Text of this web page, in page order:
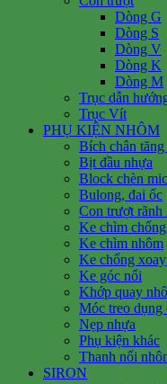
Dòng G
Dòng S
Dòng V
Dòng K
Dòng M
Trục dẫn
Trục Vít
PHỤ KIỆN NHÔM
Bích chân
Bịt đầu nhựa
Block chèn
Bulong, đai ốc
Con trượt
Ke chìm
Ke chìm nhôm
Ke chống xoay
Ke góc nổi
Khớp quay
Móc treo dụng
Nẹp nhựa
Phụ kiện khác
Thanh nối
SIRON